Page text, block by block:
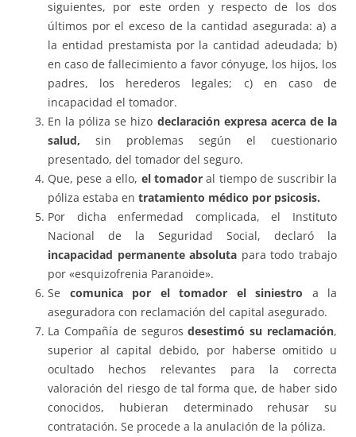
siguientes, por este orden y respecto de los dos
últimos por el exceso de la cantidad asegurada: a) a
la entidad prestamista por la cantidad adeudada; b)
en caso de fallecimiento a favor cónyuge, los hijos, los
padres, los herederos legales; c) en caso de
incapacidad el tomador.
En la póliza se hizo declaración expresa acerca de la
salud, sin problemas según el cuestionario
presentado, del tomador del seguro.
Que, pese a ello, el tomador al tiempo de suscribir la
póliza estaba en tratamiento médico por psicosis.
Por dicha enfermedad complicada, el Instituto
Nacional de la Seguridad Social, declaró la
incapacidad permanente absoluta para todo trabajo
por «esquizofrenia Paranoide».
Se comunica por el tomador el siniestro a la
aseguradora con reclamación del capital asegurado.
La Compañía de segurosdesestimó su reclamación,
superior al capital debido, por haberse omitido u
ocultado hechos relevantes para la correcta
valoración del riesgo de tal forma que, de haber sido
conocidos, hubieran determinado rehusar su
contratación. Se procede a la anulación de la póliza.